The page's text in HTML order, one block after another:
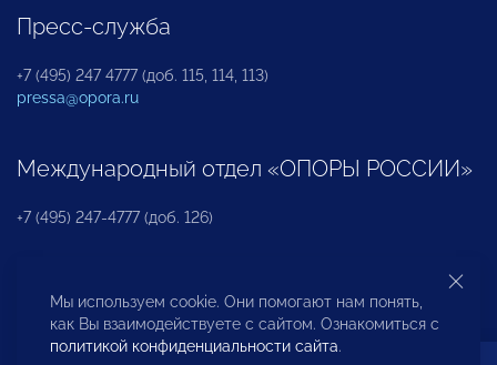
Пресс-служба
+7 (495) 247 4777 (доб. 115, 114, 113)
pressa@opora.ru
Международный отдел «ОПОРЫ РОССИИ»
+7 (495) 247-4777 (доб. 126)
Бюро по защите прав предпринимателей и
инвесторов
Мы используем cookie. Они помогают нам понять,
как Вы взаимодействуете с сайтом. Ознакомиться с
политикой конфиденциальности сайта.